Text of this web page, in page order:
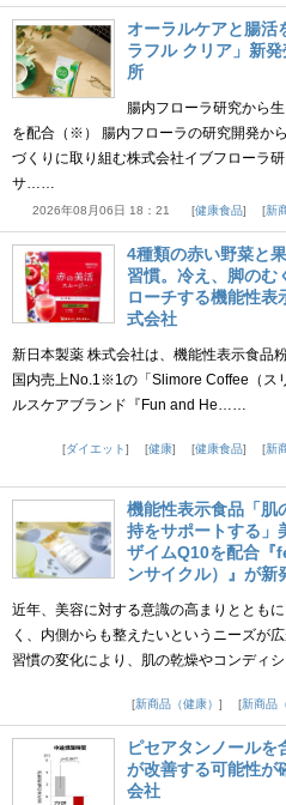
オーラルケアと腸活
ラフル クリア」新
所
腸内フローラ研究から
を配合（※） 腸内フローラの研究開発か
づくりに取り組む株式会社イブフローラ
サ……
2026年08月06日 18：21 健康食品 新
4種類の赤い野菜と
習慣。冷え、脚のむ
ローチする機能性表
式会社
新日本製薬 株式会社は、機能性表示食品
国内売上No.1※1の「Slimore Coffee（ス
ルスケアブランド『Fun and He……
ダイエット
健康 健康食品 新
機能性表示食品「肌
持をサポートする」
ザイムQ10を配合
ンサイクル）』が
近年、美容に対する意識の高まりととも
く、内側からも整えたいというニーズが
習慣の変化により、肌の乾燥やコンディ
新商品（健康）
新商品
ピセアタンノールを
が改善する可能性が
会社